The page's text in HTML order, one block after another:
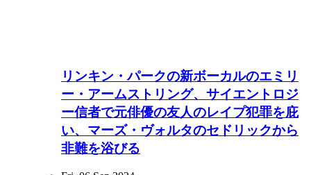
リンキン・パークの新ボーカルのエミリ
ー・アームストリング、サイエントロジ
ー信者で元俳優の友人のレイプ犯罪を庇
い、マーズ・ヴォルタのセドリックから
非難を浴びる